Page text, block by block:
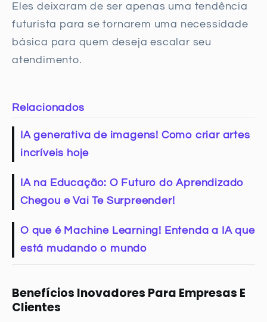
Eles deixaram de ser apenas uma tendência
futurista para se tornarem uma necessidade
básica para quem deseja escalar seu
atendimento.
Relacionados
IA generativa de imagens! Como criar artes
incríveis hoje
IA na Educação: O Futuro do Aprendizado
Chegou e Vai Te Surpreender!
O que é Machine Learning! Entenda a IA que
está mudando o mundo
Benefícios Inovadores Para Empresas E
Clientes